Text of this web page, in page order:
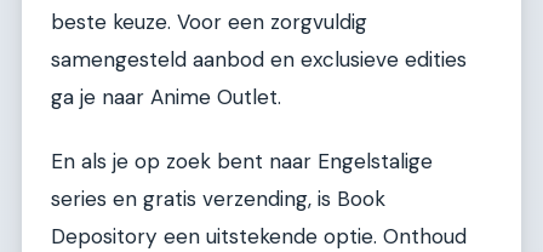
beste keuze. Voor een zorgvuldig
samengesteld aanbod en exclusieve edities
ga je naar Anime Outlet.
En als je op zoek bent naar Engelstalige
series en gratis verzending, is Book
Depository een uitstekende optie. Onthoud